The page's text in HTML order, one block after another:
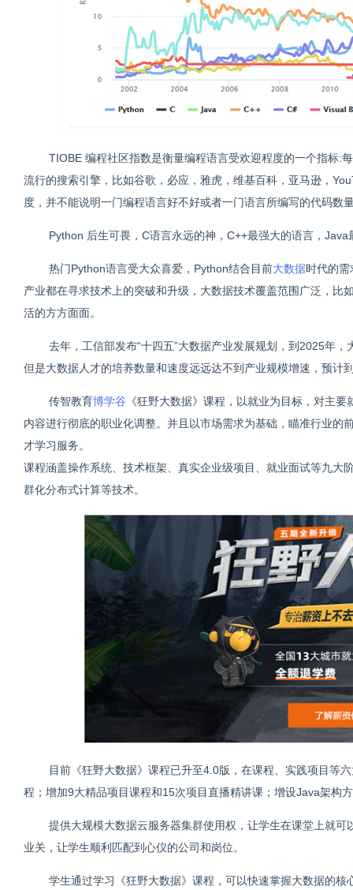
TIOBE 编程社区指数是衡量编程语言受欢迎程度的一个指标:
流行的搜索引擎，比如谷歌，必应，雅虎，维基百科，亚马逊，
度，并不能说明一门编程语言好不好或者一门语言所编写的代码数
Python 后生可畏，C语言永远的神，C++最强大的语言，Java
热门Python语言受大众喜爱，Python结合目前大数据时代的
产业都在寻求技术上的突破和升级，大数据技术覆盖范围广泛，比
活的方方面面。
去年，工信部发布“十四五”大数据产业发展规划，到2025年
但是大数据人才的培养数量和速度远远达不到产业规模增速，预计
传智教育博学谷 《狂野大数据》课程，以就业为目标，对主
内容进行彻底的职业化调整。并且以市场需求为基础，瞄准行业
才学习服务。
课程涵盖操作系统、技术框架、真实企业级项目、就业面试等九大
群化分布式计算等技术。
目前《狂野大数据》课程已升至4.0版，在课程、实践项目等
程；增加9大精品项目课程和15次项目直播精讲课；增设Java架构
提供大规模大数据云服务器集群使用权，让学生在课堂上就
业关，让学生顺利匹配到心仪的公司和岗位。
学生通过学习《狂野大数据》课程，可以快速掌握大数据的